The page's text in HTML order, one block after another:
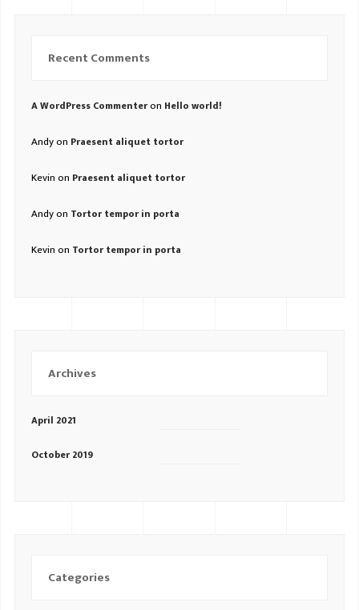
Recent Comments
A WordPress Commenteron Hello world!
Andyon Praesent aliquet tortor
Kevinon Praesent aliquet tortor
Andyon Tortor tempor in porta
Kevinon Tortor tempor in porta
Archives
April 2021
October 2019
Categories